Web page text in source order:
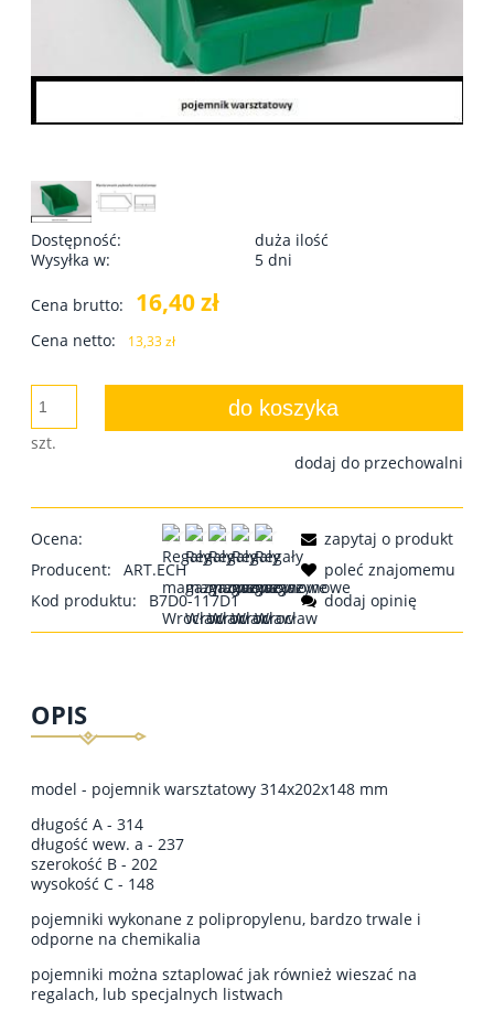
Dostępność:
duża ilość
Wysyłka w:
5 dni
Cena brutto: 16,40 zł
Cena netto: 13,33 zł
szt.
do koszyka
dodaj do przechowalni
Ocena:
Producent:
ART.ECH
Kod produktu:
B7D0-117D1
zapytaj o produkt
poleć znajomemu
dodaj opinię
OPIS
model - pojemnik warsztatowy 314x202x148 mm
długość A - 314
długość wew. a - 237
szerokość B - 202
wysokość C - 148
pojemniki wykonane z polipropylenu, bardzo trwale i
odporne na chemikalia
pojemniki można sztaplować jak również wieszać na
regalach, lub specjalnych listwach